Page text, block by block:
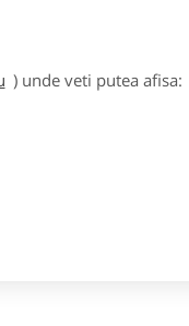
) unde veti putea afisa: